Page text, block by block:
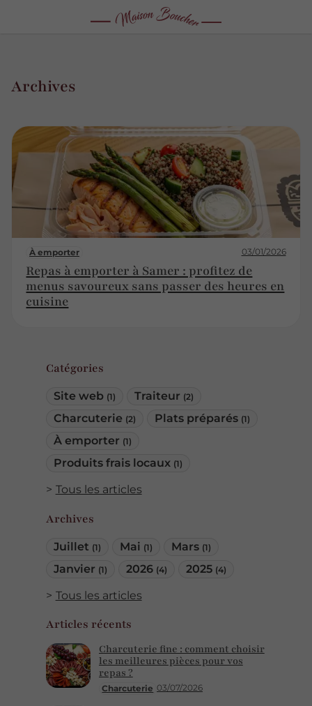
Catégories
Site web (1) Traiteur (2)
Charcuterie (2) Plats préparés (1)
À emporter (1)
Produits frais locaux (1)
Tous les articles
Archives
Juillet (1) Mai (1) Mars (1)
Janvier (1) 2026 (4) 2025 (4)
Tous les articles
Articles récents
Charcuterie 03/07/2026
Charcuterie fine : comment choisir
les meilleures pièces pour vos
repas ?
Archives
À emporter 03/01/2026
Repas à emporter à Samer : profitez de
menus savoureux sans passer des heures en
cuisine